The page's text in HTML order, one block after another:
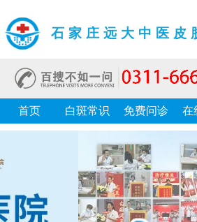
石家庄远大中医皮
首页 白斑常识 免费问诊 在